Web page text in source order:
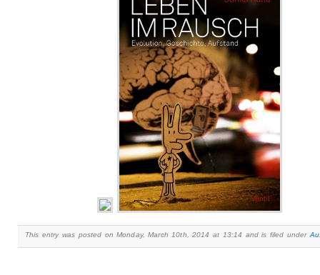
This entry was posted on Monday, March 10th, 2014 at 13:14 and is filed under